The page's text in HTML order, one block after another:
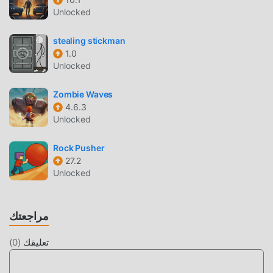
Blackthorn Castle باعتبارها لعبة شائعة adventure ، ساعدته
طريقة اللعب الفريدة في كسب عدد كبير من المعجبين حول العالم.
على عكس الألعاب التقليدية adventure ، في Blackthorn Castle ،
بسهولة بدء اللعبة بأكملها والاستمتاع بالبهجة التي توفرها فئة الألعاب
الكلاسيكية adventure الألعاب Blackthorn Castle 5.7. في الوقت
نفسه ، قامت moddroid ببناء منصة خاصة لعشاق الألعاب
adventure ، مما يتيح لك التواصل والمشاركة مع جميع عشاق
الألعاب adventure من جميع أنحاء العالم ، ماذا تنتظر ، انضم إلى
moddroid و استمتع بلعبة adventure مع كل الشركاء العالميين
بأسلوب فني فريد ، كما أن رسوماتها وخرائطها وشخصياتها عالية
Unlocked
stealing stickman
1.0
Unlocked
Zombie Waves
4.6.3
Unlocked
Rock Pusher
27.2
Unlocked
مراجعتك
تعليقك (
0
)